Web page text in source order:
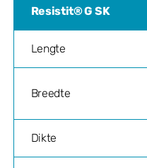
Resistit® G SK
Lengte
Breedte
Dikte